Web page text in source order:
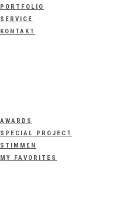
PORTFOLIO
SERVICE
KONTAKT
AWARDS
SPECIAL PROJECT
STIMMEN
MY FAVORITES